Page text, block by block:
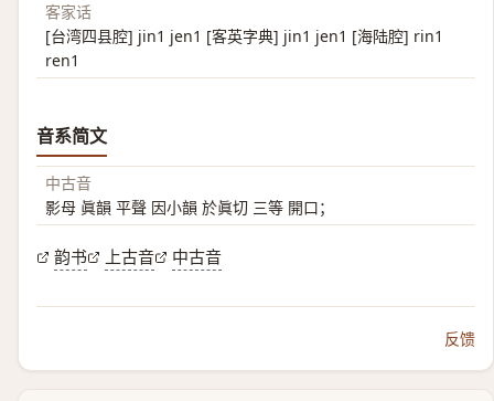
客家话
[台湾四县腔] jin1 jen1 [客英字典] jin1 jen1 [海陆腔] rin1
ren1
音系简文
中古音
影母 眞韻 平聲 因小韻 於眞切 三等 開口；
韵书 上古音 中古音
反馈